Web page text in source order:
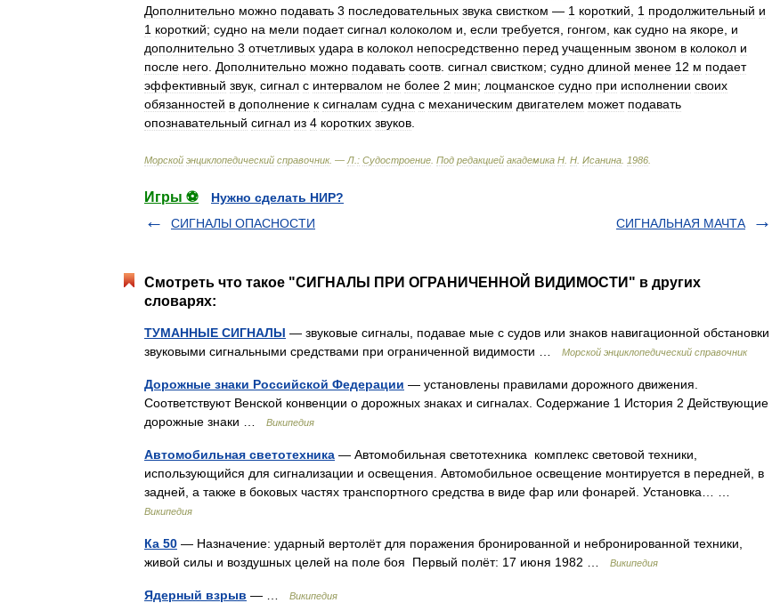
Дополнительно можно подавать 3 последовательных звука свистком — 1 короткий 1 продолжительный и
1 короткий; судно на мели подает сигнал колоколом и если требуется гонгом как судно на якоре и
дополнительно 3 отчетливых удара в колокол непосредственно перед учащенным звоном в колокол и
после него Дополнительно можно подавать соотв сигнал свистком; судно длиной менее 12 м подает
эффективный звук сигнал с интервалом не более 2 мин; лоцманское судно при исполнении своих
обязанностей в дополнение к сигналам судна с механическим двигателем может подавать
опознавательный сигнал из 4 коротких звуков
Морской энциклопедический справочник. — Л : Судостроение Под редакцией академика Н Н Исанина 1986
Игры ⚽
Нужно сделать НИР?
СИГНАЛЫ ОПАСНОСТИ
СИГНАЛЬНАЯ МАЧТА
Смотреть что такое "СИГНАЛЫ ПРИ ОГРАНИЧЕННОЙ ВИДИМОСТИ" в других
словарях:
ТУМАННЫЕ СИГНАЛЫ — звуковые сигналы, подавае мые с судов или знаков навигационной обстановки
звуковыми сигнальными средствами при ограниченной видимости …
Морской энциклопедический справочник
Дорожные знаки Российской Федерации — установлены правилами дорожного движения.
Соответствуют Венской конвенции о дорожных знаках и сигналах. Содержание 1 История 2 Действующие
дорожные знаки …
Википедия
Автомобильная светотехника — Автомобильная светотехника комплекс световой техники,
использующийся для сигнализации и освещения. Автомобильное освещение монтируется в передней, в
задней, а также в боковых частях транспортного средства в виде фар или фонарей. Установка… …
Википедия
Ка 50 — Назначение: ударный вертолёт для поражения бронированной и небронированной техники,
живой силы и воздушных целей на поле боя Первый полёт: 17 июня 1982 …
Википедия
Ядерный взрыв — … Википедия